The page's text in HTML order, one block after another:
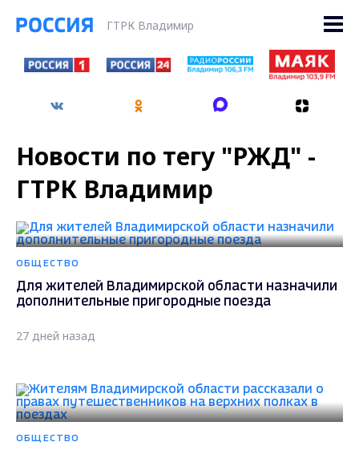
ГТРК Владимир
Новости по тегу "РЖД" -
ГТРК Владимир
ОБЩЕСТВО
Для жителей Владимирской области назначили
дополнительные пригородные поезда
27 дней назад
ОБЩЕСТВО